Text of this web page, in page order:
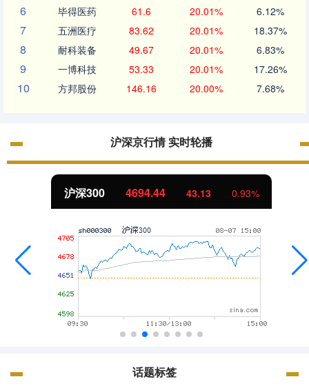
6 毕得医药 61.6 20.01% 6.12%
7 五洲医疗 83.62 20.01% 18.37%
8 耐科装备 49.67 20.01% 6.83%
9 一博科技 53.33 20.01% 17.26%
10 方邦股份 146.16 20.00% 7.68%
沪深京行情 实时轮播
沪深300 4694.44 43.13 0.93%
话题标签